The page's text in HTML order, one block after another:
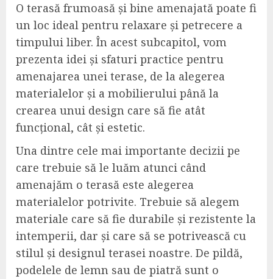
O terasă frumoasă și bine amenajată poate fi
un loc ideal pentru relaxare și petrecere a
timpului liber. În acest subcapitol, vom
prezenta idei și sfaturi practice pentru
amenajarea unei terase, de la alegerea
materialelor și a mobilierului până la
crearea unui design care să fie atât
funcțional, cât și estetic.
Una dintre cele mai importante decizii pe
care trebuie să le luăm atunci când
amenajăm o terasă este alegerea
materialelor potrivite. Trebuie să alegem
materiale care să fie durabile și rezistente la
intemperii, dar și care să se potrivească cu
stilul și designul terasei noastre. De pildă,
podelele de lemn sau de piatră sunt o